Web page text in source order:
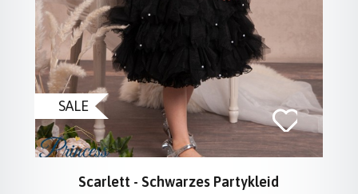
SALE
Scarlett - Schwarzes Partykleid